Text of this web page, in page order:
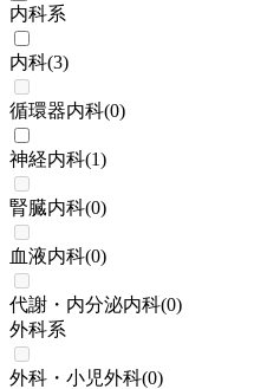
内科系
内科(3)
循環器内科(0)
神経内科(1)
腎臓内科(0)
血液内科(0)
代謝・内分泌内科(0)
外科系
外科・小児外科(0)